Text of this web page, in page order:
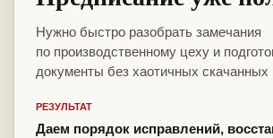
Нужно быстро разобрать замечания
по производственному цеху и
документы без хаотичных
РЕЗУЛЬТАТ
Даем порядок исправлений,